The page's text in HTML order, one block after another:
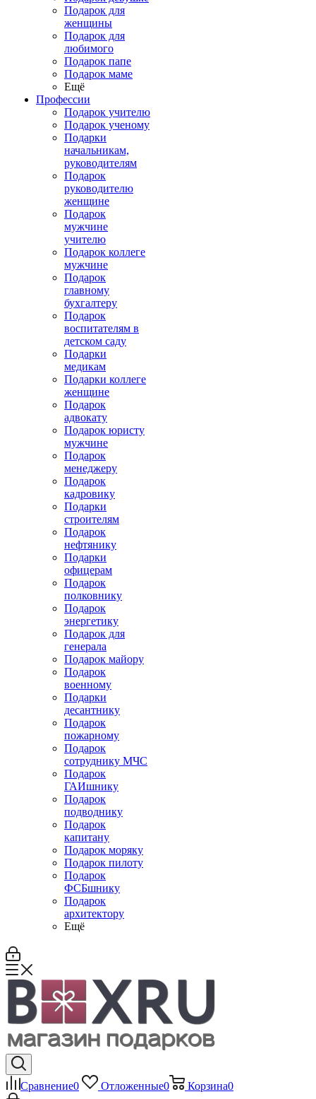
Подарок для
женщины
Подарок для
любимого
Подарок папе
Подарок маме
Ещё
Профессии
Подарок учителю
Подарок ученому
Подарки
начальникам,
руководителям
Подарок
руководителю
женщине
Подарок
мужчине
учителю
Подарок коллеге
мужчине
Подарок
главному
бухгалтеру
Подарок
воспитателям в
детском саду
Подарки
медикам
Подарки коллеге
женщине
Подарок
адвокату
Подарок юристу
мужчине
Подарок
менеджеру
Подарок
кадровику
Подарки
строителям
Подарок
нефтянику
Подарки
офицерам
Подарок
полковнику
Подарок
энергетику
Подарок для
генерала
Подарок майору
Подарок
военному
Подарки
десантнику
Подарок
пожарному
Подарок
сотруднику МЧС
Подарок
ГАИшнику
Подарок
подводнику
Подарок
капитану
Подарок моряку
Подарок пилоту
Подарок
ФСБшнику
Подарок
архитектору
Ещё
Сравнение0 Отложенные0 Корзина0